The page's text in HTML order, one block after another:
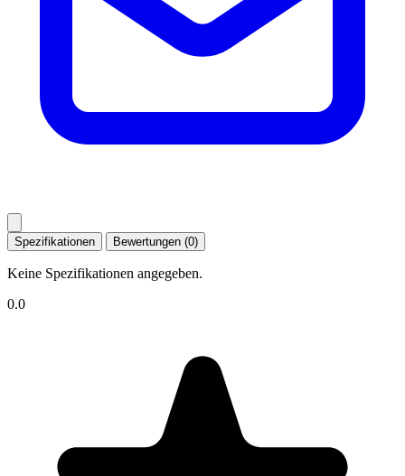
Spezifikationen Bewertungen (0)
Keine Spezifikationen angegeben.
0.0